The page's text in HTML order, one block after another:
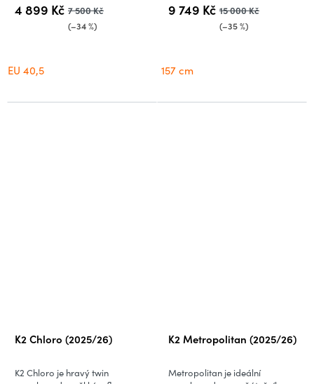
4 899 Kč 7 500 Kč
(–34 %)
EU 40,5
9 749 Kč 15 000 Kč
(–35 %)
157 cm
K2 Chloro (2025/26)
K2 Chloro je hravý twin
K2 Metropolitan (2025/26)
Metropolitan je ideální